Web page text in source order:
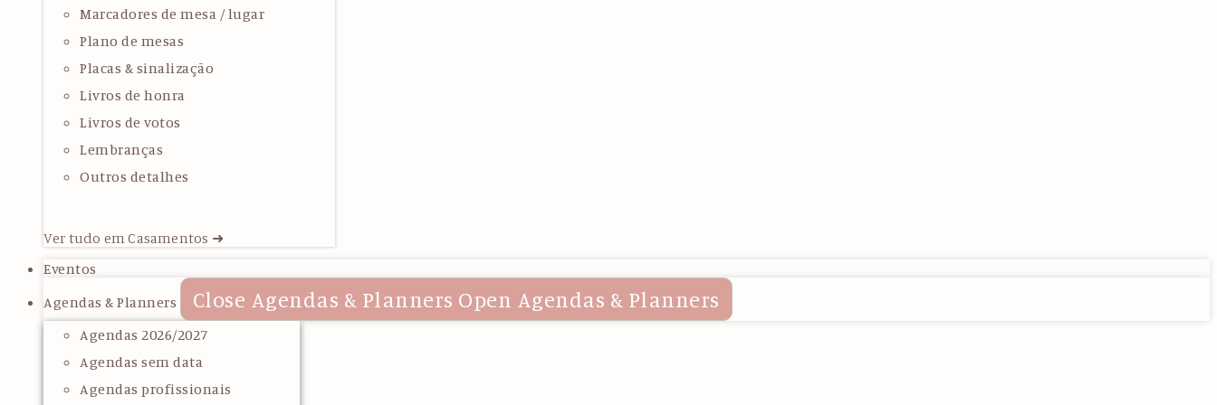
Marcadores de mesa / lugar
Plano de mesas
Placas & sinalização
Livros de honra
Livros de votos
Lembranças
Outros detalhes
Ver tudo em Casamentos ➜
Eventos
Agendas & Planners
Close Agendas & Planners Open Agendas & Planners
Agendas 2026/2027
Agendas sem data
Agendas profissionais